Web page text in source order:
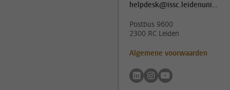
helpdesk@issc.leidenuniv.nl
Postbus 9600
2300 RC Leiden
Algemene voorwaarden
Volg ons op linkedin
Volg ons op instagram
Volg ons op